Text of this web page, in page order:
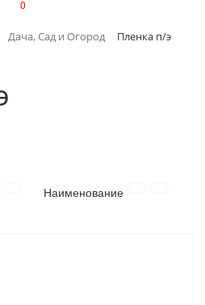
0
Дача, Сад и Огород Пленка п/э
Наименование